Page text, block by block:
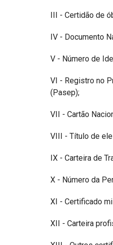
III - Certidão de
IV - Documento
V - Número de
VI - Registro no
(Pasep);
VII - Cartão
VIII - Título de
IX - Carteira de
X - Número da
XI - Certificado
XII - Carteira